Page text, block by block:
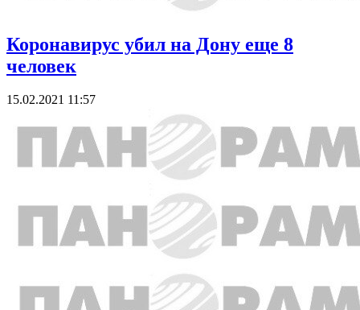
Коронавирус убил на Дону еще 8
человек
15.02.2021 11:57